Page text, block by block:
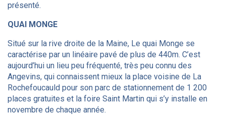
présenté.
QUAI MONGE
Situé sur la rive droite de la Maine, Le quai Monge se
caractérise par un linéaire pavé de plus de 440m. C’est
aujourd’hui un lieu peu fréquenté, très peu connu des
Angevins, qui connaissent mieux la place voisine de La
Rochefoucauld pour son parc de stationnement de 1 200
places gratuites et la foire Saint Martin qui s’y installe en
novembre de chaque année.